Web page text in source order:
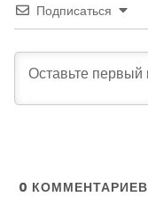
Подписаться
0 КОММЕНТАРИЕВ